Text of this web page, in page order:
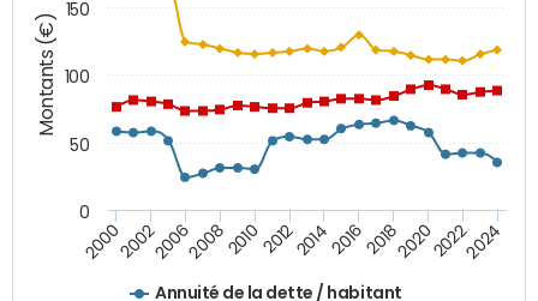
Montants (€)
Annuité de la dette / habitant
200020022006200820102012201420162018202020222024
0
50
100
150